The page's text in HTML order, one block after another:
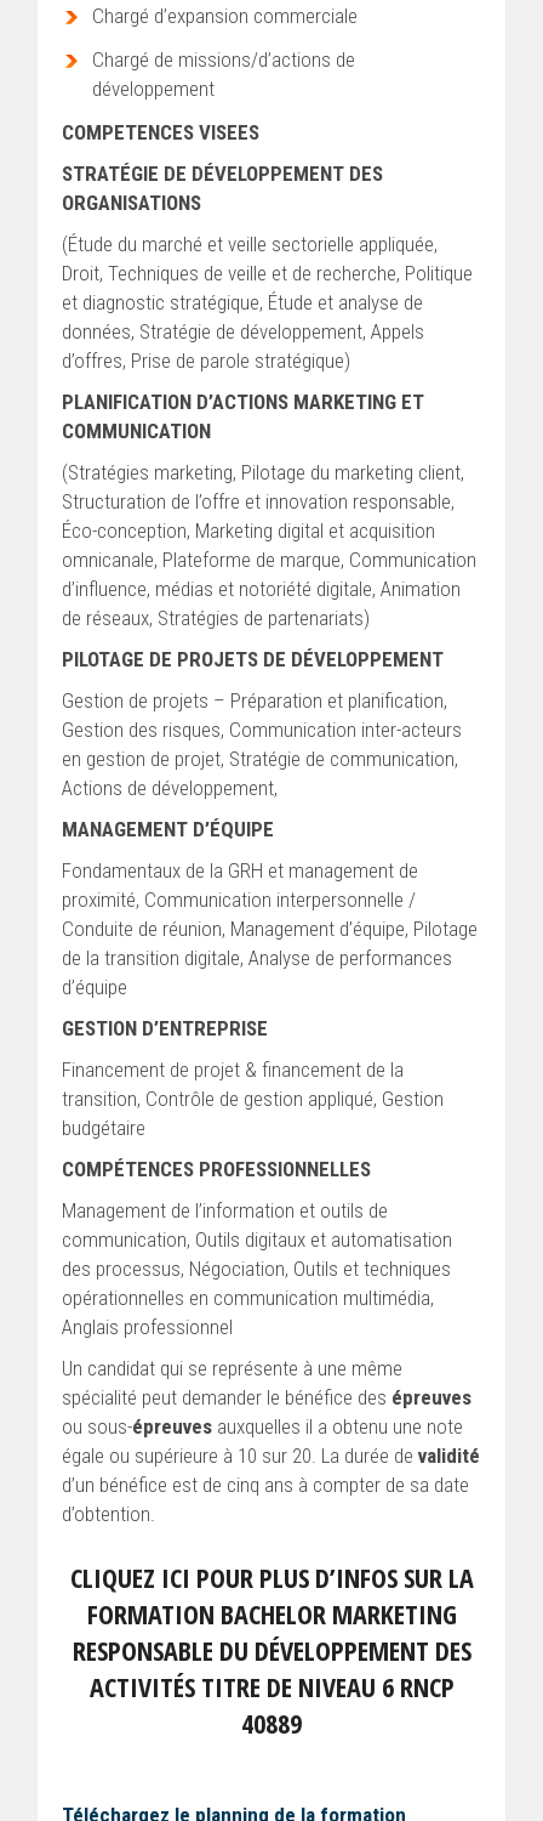
Chargé d’expansion commerciale
Chargé de missions/d’actions de
développement
COMPETENCES VISEES
STRATÉGIE DE DÉVELOPPEMENT DES
ORGANISATIONS
(Étude du marché et veille sectorielle appliquée,
Droit, Techniques de veille et de recherche, Politique
et diagnostic stratégique, Étude et analyse de
données, Stratégie de développement, Appels
d’offres, Prise de parole stratégique)
PLANIFICATION D’ACTIONS MARKETING ET
COMMUNICATION
(Stratégies marketing, Pilotage du marketing client,
Structuration de l’offre et innovation responsable,
Éco-conception, Marketing digital et acquisition
omnicanale, Plateforme de marque, Communication
d’influence, médias et notoriété digitale, Animation
de réseaux, Stratégies de partenariats)
PILOTAGE DE PROJETS DE DÉVELOPPEMENT
Gestion de projets – Préparation et planification,
Gestion des risques, Communication inter-acteurs
en gestion de projet, Stratégie de communication,
Actions de développement,
MANAGEMENT D’ÉQUIPE
Fondamentaux de la GRH et management de
proximité, Communication interpersonnelle /
Conduite de réunion, Management d’équipe, Pilotage
de la transition digitale, Analyse de performances
d’équipe
GESTION D’ENTREPRISE
Financement de projet & financement de la
transition, Contrôle de gestion appliqué, Gestion
budgétaire
COMPÉTENCES PROFESSIONNELLES
Management de l’information et outils de
communication, Outils digitaux et automatisation
des processus, Négociation, Outils et techniques
opérationnelles en communication multimédia,
Anglais professionnel
Un candidat qui se représente à une même
spécialité peut demander le bénéfice des épreuves
ou sous-épreuves auxquelles il a obtenu une note
égale ou supérieure à 10 sur 20. La durée de validité
d’un bénéfice est de cinq ans à compter de sa date
d’obtention.
CLIQUEZ ICI POUR PLUS D’INFOS SUR LA
FORMATION BACHELOR MARKETING
RESPONSABLE DU DÉVELOPPEMENT DES
ACTIVITÉS TITRE DE NIVEAU 6 RNCP
40889
Téléchargez le planning de la formation